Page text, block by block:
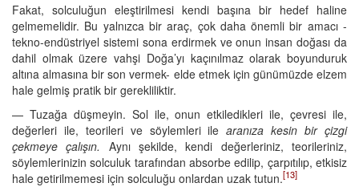
Fakat, solculuğun eleştirilmesi kendi başına bir hedef haline
gelmemelidir. Bu yalnızca bir araç, çok daha önemli bir amacı -
tekno-endüstriyel sistemi sona erdirmek ve onun insan doğası da
dahil olmak üzere vahşi Doğa’yı kaçınılmaz olarak boyunduruk
altına almasına bir son vermek- elde etmek için günümüzde elzem
hale gelmiş pratik bir gerekliliktir.
— Tuzağa düşmeyin. Sol ile, onun etkiledikleri ile, çevresi ile,
değerleri ile, teorileri ve söylemleri ilearanıza kesin bir çizgi
çekmeye çalışın.
Aynı şekilde, kendi değerleriniz, teorileriniz,
söylemlerinizin solculuk tarafından absorbe edilip, çarpıtılıp, etkisiz
hale getirilmemesi için solculuğu onlardan uzak tutun.[13]